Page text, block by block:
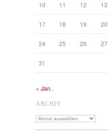
10 11 12 13
17 18 19 20
24 25 26 27
31
« Jan.
ARCHIV
Archiv